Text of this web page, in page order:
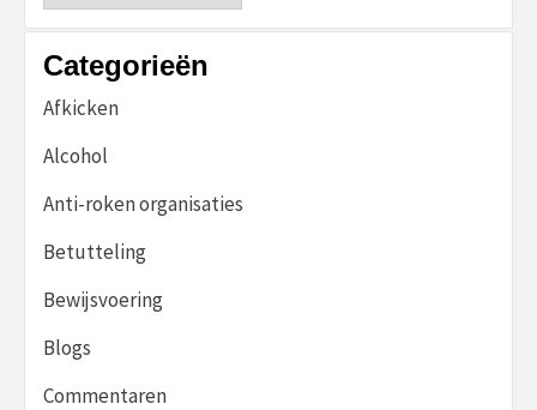
Categorieën
Afkicken
Alcohol
Anti-roken organisaties
Betutteling
Bewijsvoering
Blogs
Commentaren